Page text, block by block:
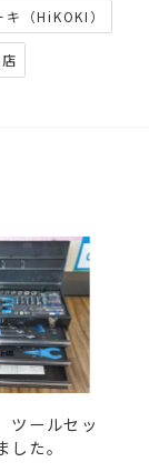
（HiKOKI）
ールセッ
た。